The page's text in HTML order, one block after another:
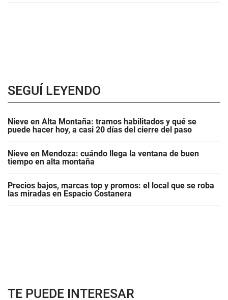
SEGUÍ LEYENDO
Nieve en Alta Montaña: tramos habilitados y qué se
puede hacer hoy, a casi 20 días del cierre del paso
Nieve en Mendoza: cuándo llega la ventana de buen
tiempo en alta montaña
Precios bajos, marcas top y promos: el local que se roba
las miradas en Espacio Costanera
TE PUEDE INTERESAR